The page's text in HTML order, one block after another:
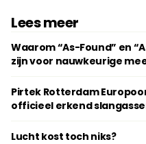
Lees meer
Waarom “As-Found” en
zijn voor nauwkeurige
Pirtek Rotterdam
officieel erkend
Lucht kost toch niks?